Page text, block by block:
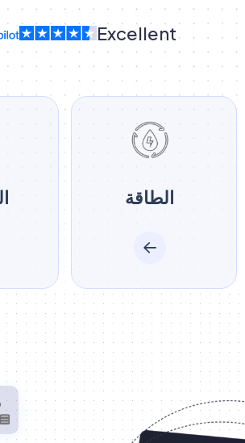
Excellent
الطاقة